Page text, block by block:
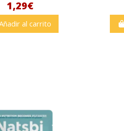
1,29€
al carrito